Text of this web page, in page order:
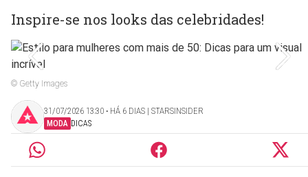
Inspire-se nos looks das celebridades!
© Getty Images
31/07/2026 13:30 ‧ HÁ 6 DIAS | STARSINSIDER
MODA DICAS